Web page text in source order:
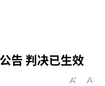
告 判决已生效